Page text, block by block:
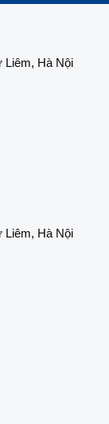
Liêm, Hà Nội
Liêm, Hà Nội